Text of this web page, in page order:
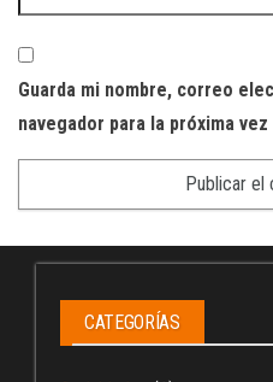
Guarda mi nombre, correo
navegador para la próxima
CATEGORÍAS